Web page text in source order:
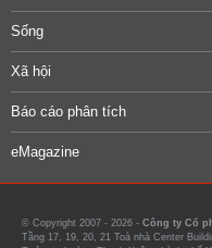
Sống
Xã hội
Báo cáo phân tích
eMagazine
© Copyright 2007 - 2026 - Công ty Cổ
Tầng 17, 19, 20, 21 Toà nhà Center